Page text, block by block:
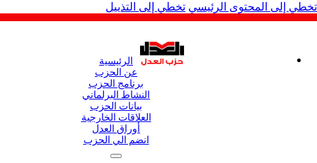
المحتوى الرئيسي تخطي إلى التذييل
الرئيسية
عن الحزب
برنامج الحزب
النشاط البرلماني
بيانات الحزب
العلاقات الخارجية
أوراق العدل
انضم الي الحزب